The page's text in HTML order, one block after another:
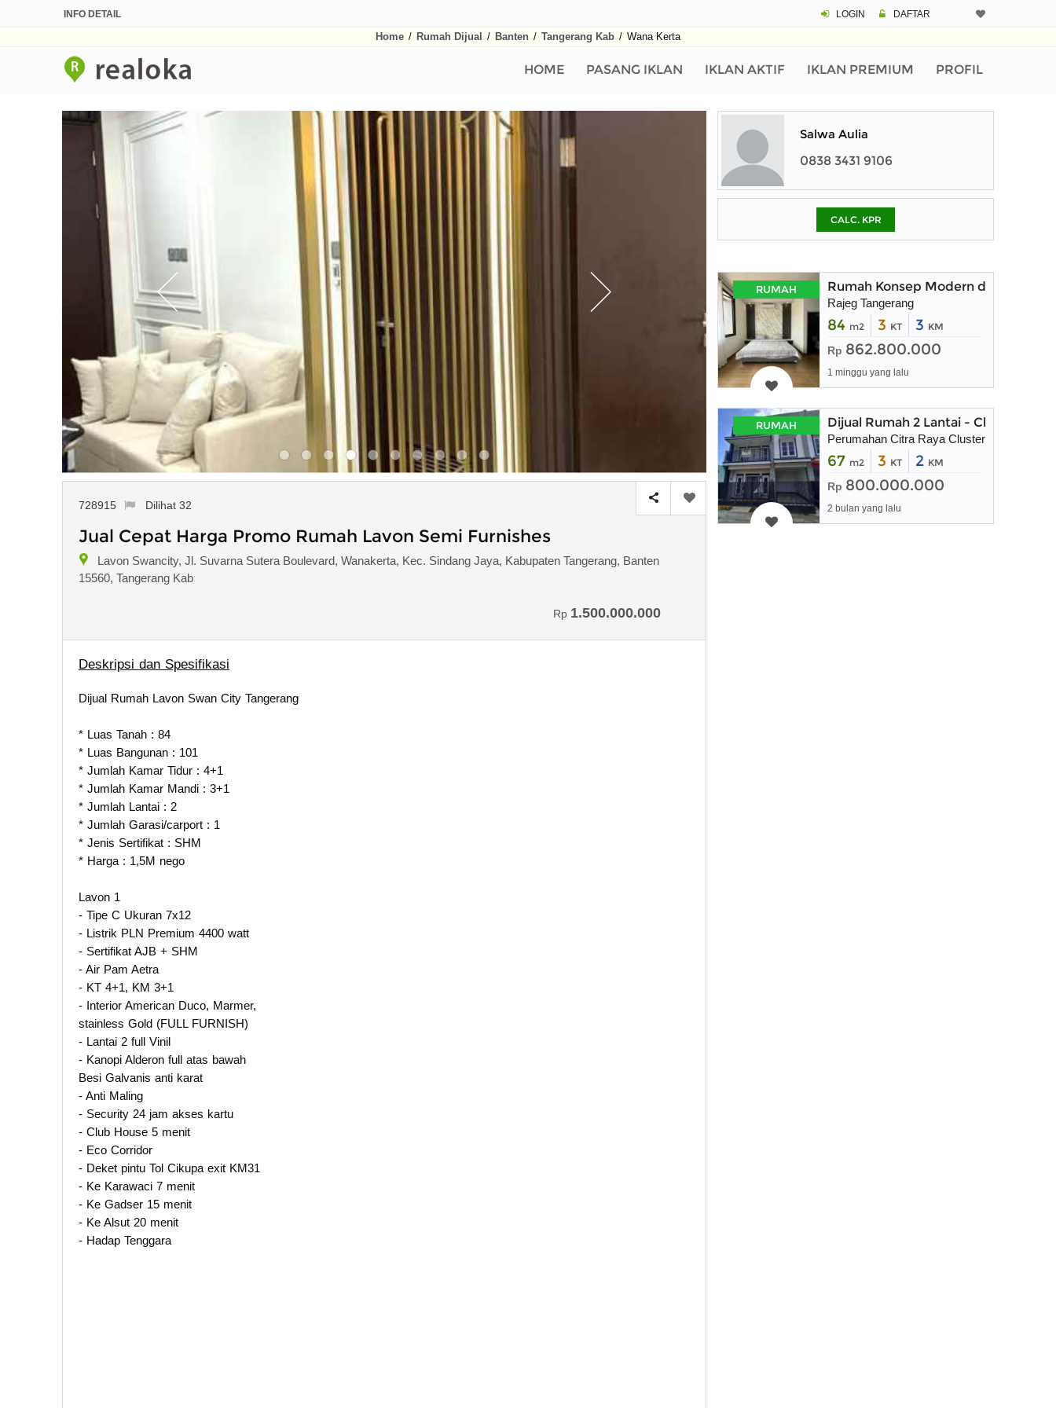
INFO DETAIL LOGIN DAFTAR
Home / Rumah Dijual / Banten / Tangerang Kab / Wana Kerta
HOME PASANG IKLAN IKLAN AKTIF IKLAN PREMIUM PROFIL
728915 Dilihat 32
Jual Cepat Harga Promo Rumah Lavon Semi Furnishes
Lavon Swancity, Jl. Suvarna Sutera Boulevard, Wanakerta, Kec. Sindang Jaya, Kabupaten Tangerang, Banten
15560, Tangerang Kab
Rp 1.500.000.000
Deskripsi dan Spesifikasi
Dijual Rumah Lavon Swan City Tangerang
* Luas Tanah : 84
* Luas Bangunan : 101
* Jumlah Kamar Tidur : 4+1
* Jumlah Kamar Mandi : 3+1
* Jumlah Lantai : 2
* Jumlah Garasi/carport : 1
* Jenis Sertifikat : SHM
* Harga : 1,5M nego
Lavon 1
- Tipe C Ukuran 7x12
- Listrik PLN Premium 4400 watt
- Sertifikat AJB + SHM
- Air Pam Aetra
- KT 4+1, KM 3+1
- Interior American Duco, Marmer,
stainless Gold (FULL FURNISH)
- Lantai 2 full Vinil
- Kanopi Alderon full atas bawah
Besi Galvanis anti karat
- Anti Maling
- Security 24 jam akses kartu
- Club House 5 menit
- Eco Corridor
- Deket pintu Tol Cikupa exit KM31
- Ke Karawaci 7 menit
- Ke Gadser 15 menit
- Ke Alsut 20 menit
- Hadap Tenggara
Pinjaman (PIN)
pada kotak-
Salwa Aulia
0838 3431 9106
CALC. KPR
RUMAH Rumah Konsep Modern di Pasar
Rajeg Tangerang
84 m2 3 KT 3 KM
Rp 862.800.000
1 minggu yang lalu
RUMAH Dijual Rumah 2 Lantai - Cluster
Perumahan Citra Raya Cluster Graha
67 m2 3 KT 2 KM
Rp 800.000.000
2 bulan yang lalu